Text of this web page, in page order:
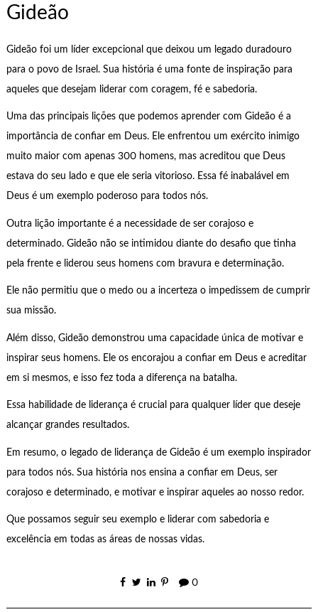
Gideão
Gideão foi um líder excepcional que deixou um legado duradouro
para o povo de Israel. Sua história é uma fonte de inspiração para
aqueles que desejam liderar com coragem, fé e sabedoria.
Uma das principais lições que podemos aprender com Gideão é a
importância de confiar em Deus. Ele enfrentou um exército inimigo
muito maior com apenas 300 homens, mas acreditou que Deus
estava do seu lado e que ele seria vitorioso. Essa fé inabalável em
Deus é um exemplo poderoso para todos nós.
Outra lição importante é a necessidade de ser corajoso e
determinado. Gideão não se intimidou diante do desafio que tinha
pela frente e liderou seus homens com bravura e determinação.
Ele não permitiu que o medo ou a incerteza o impedissem de cumprir
sua missão.
Além disso, Gideão demonstrou uma capacidade única de motivar e
inspirar seus homens. Ele os encorajou a confiar em Deus e acreditar
em si mesmos, e isso fez toda a diferença na batalha.
Essa habilidade de liderança é crucial para qualquer líder que deseje
alcançar grandes resultados.
Em resumo, o legado de liderança de Gideão é um exemplo inspirador
para todos nós. Sua história nos ensina a confiar em Deus, ser
corajoso e determinado, e motivar e inspirar aqueles ao nosso redor.
Que possamos seguir seu exemplo e liderar com sabedoria e
excelência em todas as áreas de nossas vidas.
0